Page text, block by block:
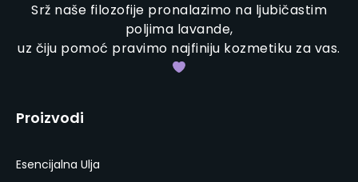
Srž naše filozofije pronalazimo na ljubičastim
poljima lavande,
uz čiju pomoć pravimo najfiniju kozmetiku za vas.
Proizvodi
Esencijalna Ulja